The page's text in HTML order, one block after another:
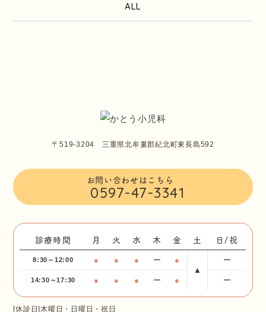
ALL
〒519-3204 三重県北牟婁郡紀北町東長島592
お問い合わせはこちら
0597-47-3341
診療時間 月 火 水 木 金 土 日/祝
8:30～12:00 ● ● ● ー
●
▲
ー
14:30～17:30 ● ● ● ー ● ー
[休診日]木曜日・日曜日・祝日